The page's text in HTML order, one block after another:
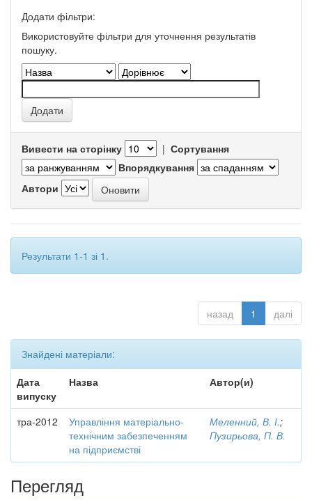
Додати фільтри:
Використовуйте фільтри для уточнення результатів
пошуку.
Вивести на сторінку | Сортування
Впорядкування
Автори
Результати 1-1 зі 1.
назад 1 далі
Знайдені матеріали:
Дата
випуску
Назва Автор(и)
тра-2012
Управління матеріально-
технічним забезпеченням
на підприємстві
Меленний, В. І.;
Пузирьова, П. В.
Перегляд